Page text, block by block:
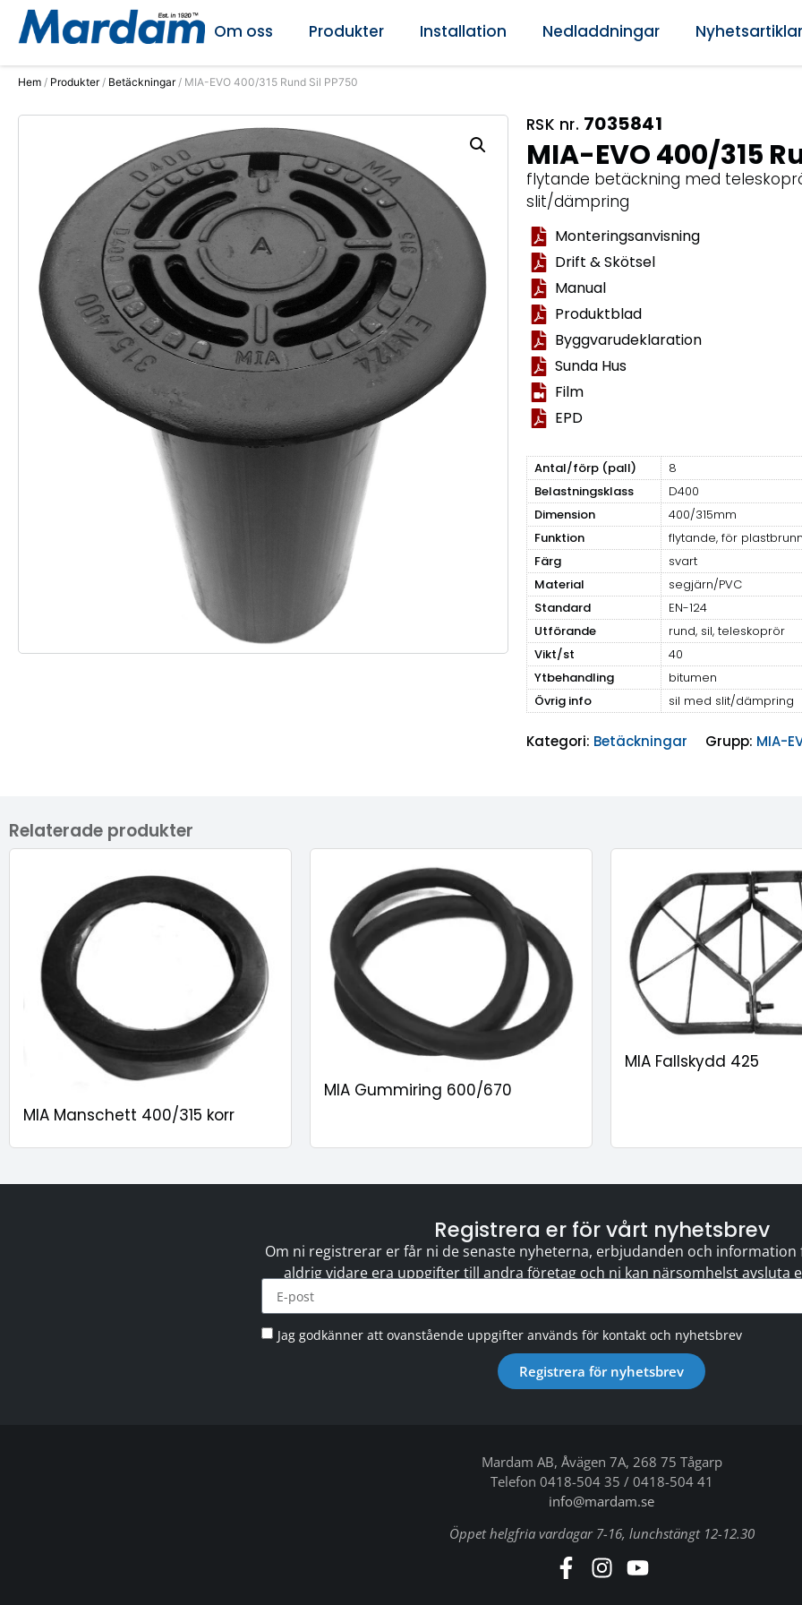
Om oss Produkter Installation Nedladdningar Nyhetsartiklar
Hem / Produkter/ Betäckningar/ MIA-EVO 400/315 Rund Sil PP750
RSK nr. 7035841
MIA-EVO 400/315
flytande betäckning med
slit/dämpring
Monteringsanvisning
Drift & Skötsel
Manual
Produktblad
Byggvarudeklaration
Sunda Hus
Film
EPD
Antal/förp (pall)
8
Belastningsklass
D400
Dimension
400/315mm
Funktion
flytande, för
Färg
svart
Material
segjärn/PVC
Standard
EN-124
Utförande
rund, sil, teleskoprör
Vikt/st
40
Ytbehandling
bitumen
Övrig info
sil med slit/dämpring
Kategori: Betäckningar Grupp: MIA-
Relaterade produkter
MIA Manschett 400/315 korr
MIA Gummiring 600/670
MIA Fallskydd 425
Registrera er för vårt nyhetsbrev
Om ni registrerar er får ni de senaste nyheterna, erbjudanden och information
aldrig vidare era uppgifter till andra företag och ni kan närsomhelst avsluta
Jag godkänner att ovanstående uppgifter används för kontakt och nyhetsbrev
Registrera för nyhetsbrev
Mardam AB, Åvägen 7A, 268 75 Tågarp
Telefon 0418-504 35 / 0418-504 41
info@mardam.se
Öppet helgfria vardagar 7-16, lunchstängt 12-12.30